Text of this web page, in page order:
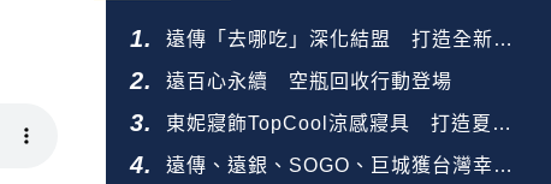
遠傳「去哪吃」深化結盟 打造全新餐
飲生態圈
遠百心永續 空瓶回收行動登場
東妮寢飾TopCool涼感寢具 打造夏夜
好眠
遠傳、遠銀、SOGO、巨城獲台灣幸福